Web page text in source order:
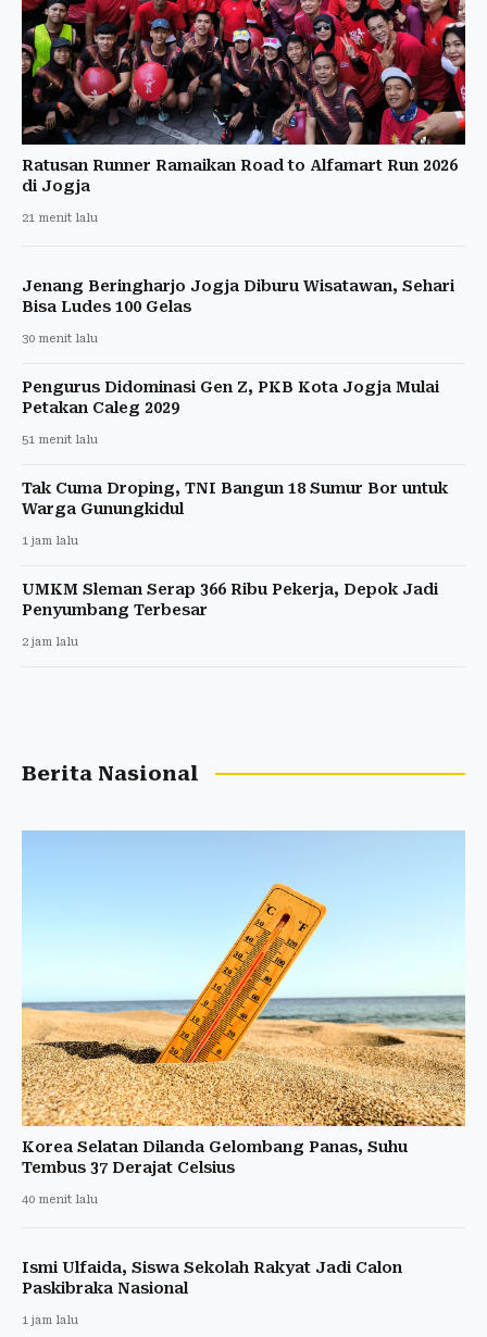
Ratusan Runner Ramaikan Road to Alfamart Run 2026
di Jogja
21 menit lalu
Jenang Beringharjo Jogja Diburu Wisatawan, Sehari
Bisa Ludes 100 Gelas
30 menit lalu
Pengurus Didominasi Gen Z, PKB Kota Jogja Mulai
Petakan Caleg 2029
51 menit lalu
Tak Cuma Droping, TNI Bangun 18 Sumur Bor untuk
Warga Gunungkidul
1 jam lalu
UMKM Sleman Serap 366 Ribu Pekerja, Depok Jadi
Penyumbang Terbesar
2 jam lalu
Berita Nasional
Korea Selatan Dilanda Gelombang Panas, Suhu
Tembus 37 Derajat Celsius
40 menit lalu
Ismi Ulfaida, Siswa Sekolah Rakyat Jadi Calon
Paskibraka Nasional
1 jam lalu